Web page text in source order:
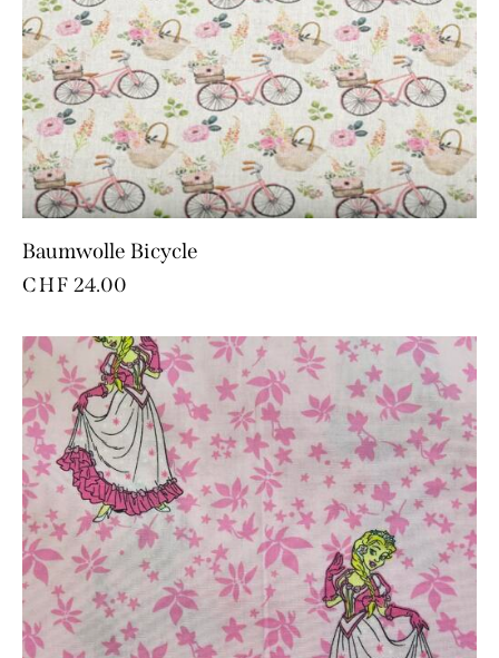
Baumwolle Bicycle
CHF 24.00